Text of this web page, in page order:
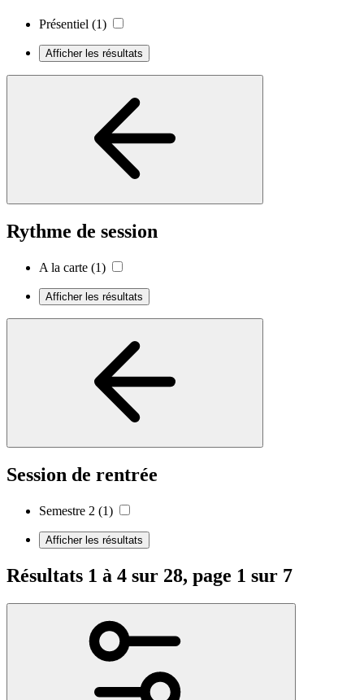
Présentiel (1)
Afficher les résultats
Rythme de session
A la carte (1)
Afficher les résultats
Session de rentrée
Semestre 2 (1)
Afficher les résultats
Résultats 1 à 4 sur 28, page 1 sur 7